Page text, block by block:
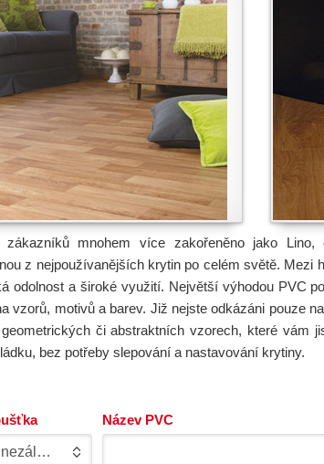
mnohem více zakořeněno jako
z nejpoužívanějších krytin po celém světě. Mezi
odolnost a široké využití. Největší výhodou PVC
vzorů, motivů a barev. Již nejste odkázáni pouze
či abstraktních vzorech, které vám
bez potřeby slepování a nastavování krytiny.
- nezáleží -
Název PVC